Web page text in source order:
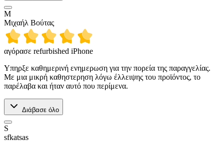
Μ
Μιχαήλ Βούτας
αγόρασε refurbished iPhone
Υπηρξε καθημερινή ενημερωση για την πορεία της παραγγελίας.
Με μια μικρή καθηστερηση λόγω έλλειψης του προϊόντος, το
παρέλαβα και ήταν αυτό που περίμενα.
Διάβασε όλο
S
sfkatsas